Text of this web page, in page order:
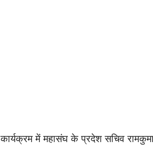
कार्यक्रम में महासंघ के प्रदेश सचिव